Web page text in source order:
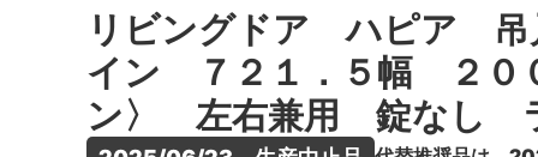
リビングドア ハピア
イン ７２１．５幅 ２０
ン〉 左右兼用 錠なし